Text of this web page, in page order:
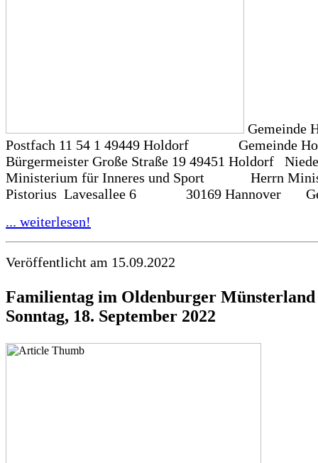
Gemeinde
Postfach 11 54 1 49449 Holdorf Gemeinde
Bürgermeister Große Straße 19 49451 Holdorf
Ministerium für Inneres und Sport Herrn
Pistorius Lavesallee 6 30169 Hannover
... weiterlesen!
Veröffentlicht am 15.09.2022
Familientag im Oldenburger Münsterland
Sonntag, 18. September 2022